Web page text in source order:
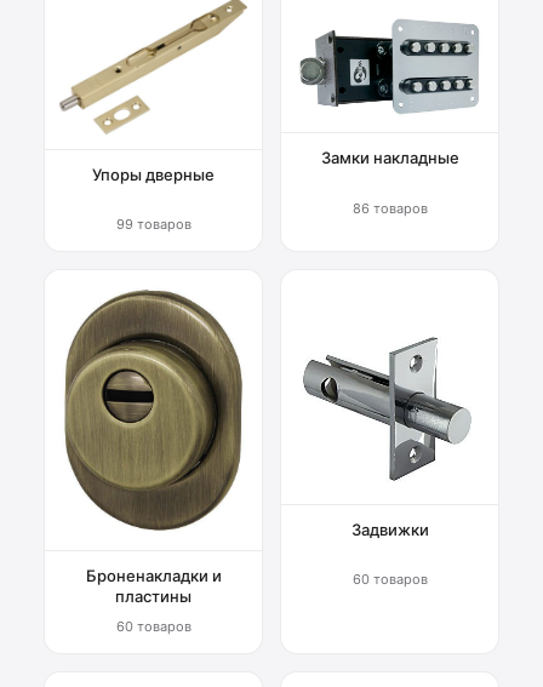
Упоры дверные
99 товаров
Замки накладные
86 товаров
Броненакладки и
пластины
60 товаров
Задвижки
60 товаров